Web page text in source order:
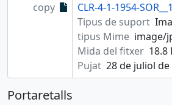
copy
CLR-4-1-1954-
Tipus de suport
tipus Mime image/
Mida del fitxer 18.8
Pujat 28 de juliol de
Portaretalls